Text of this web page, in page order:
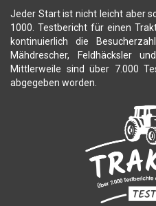
Jeder Start ist nicht leicht aber
1000. Testbericht für einen
kontinuierlich die
Mähdrescher, Feldhäcksler
Mittlerweile sind über 7.000
abgegeben worden.